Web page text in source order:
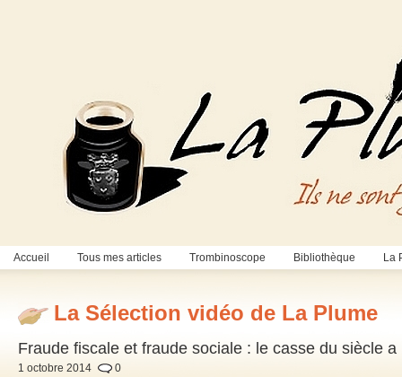
Accueil Tous mes articles Trombinoscope Bibliothèque La
La Sélection vidéo de La Plume
Fraude fiscale et fraude sociale : le casse du siècle
1 octobre 2014 0